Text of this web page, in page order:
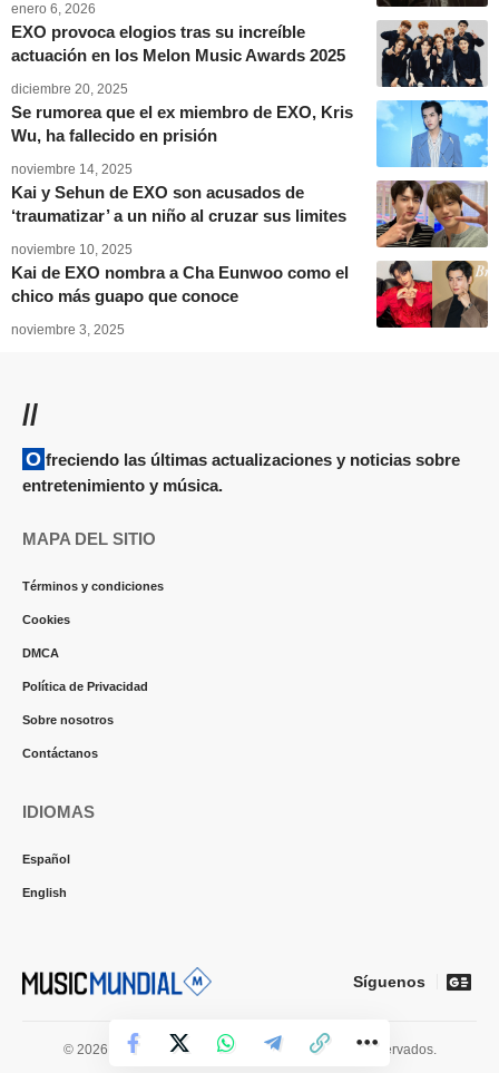
enero 6, 2026
EXO provoca elogios tras su increíble
actuación en los Melon Music Awards 2025
diciembre 20, 2025
Se rumorea que el ex miembro de EXO, Kris
Wu, ha fallecido en prisión
noviembre 14, 2025
Kai y Sehun de EXO son acusados de
‘traumatizar’ a un niño al cruzar sus limites
noviembre 10, 2025
Kai de EXO nombra a Cha Eunwoo como el
chico más guapo que conoce
noviembre 3, 2025
//
Ofreciendo las últimas actualizaciones y noticias sobre
entretenimiento y música.
MAPA DEL SITIO
Términos y condiciones
Cookies
DMCA
Política de Privacidad
Sobre nosotros
Contáctanos
IDIOMAS
Español
English
Síguenos
© 2026 Music Mundial News. Todos los derechos reservados.